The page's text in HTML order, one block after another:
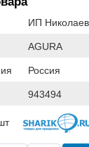
ИП
AGURA
Россия
943494